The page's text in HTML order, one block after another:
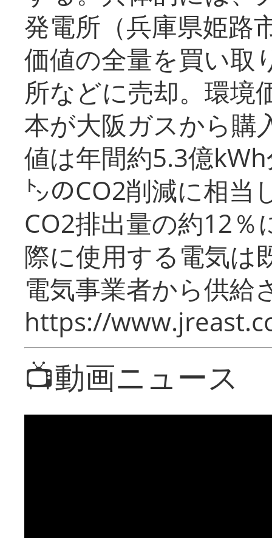
発電所（兵庫県姫路
価値の全量を買い取
所などに売却。環境
本が大阪ガスから購
値は年間約5.3億
㌧のCO2削減に相当
CO2排出量の約12％
際に使用する電気は
電気事業者から供給
https://
📺動画ニュース